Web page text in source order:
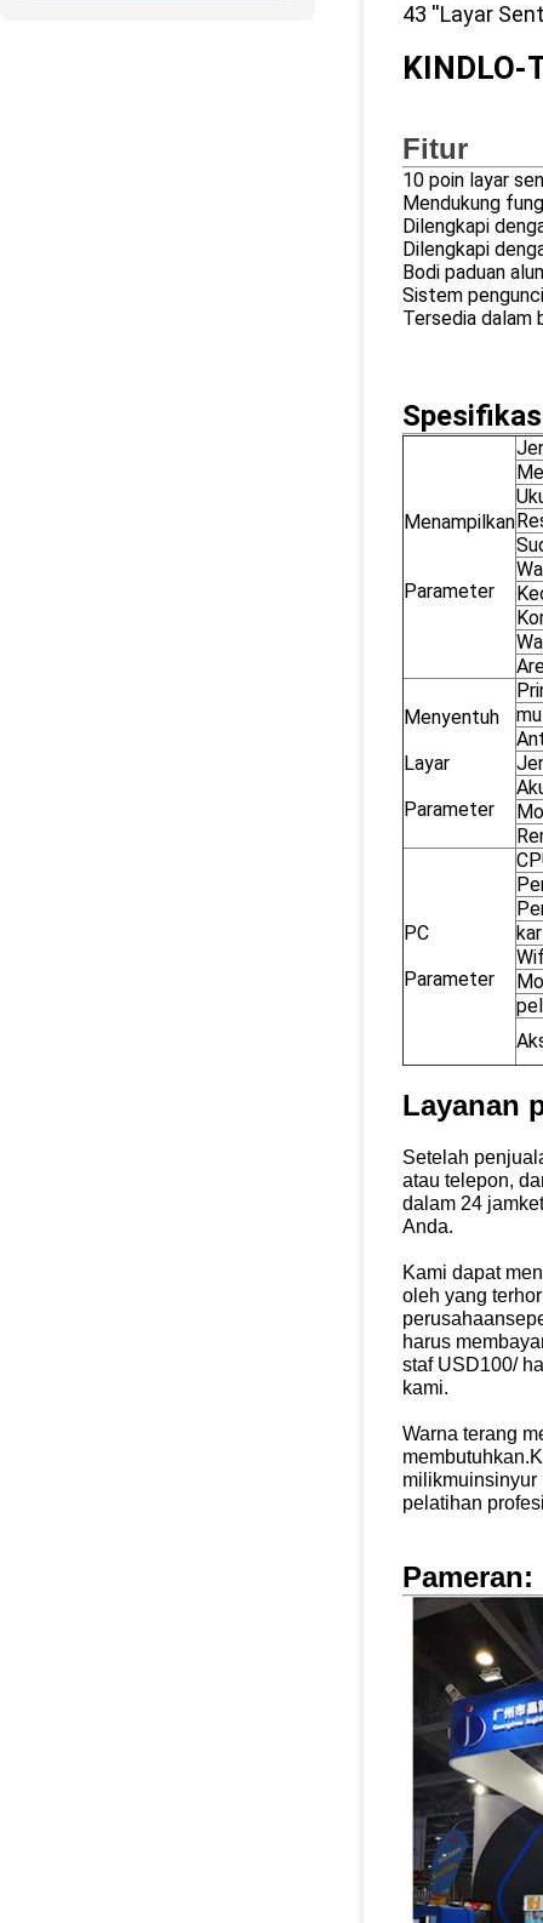
43 ''Layar
KINDLO-
Fitur
10 poin layar
Mendukung
Dilengkapi
Dilengkapi
Bodi paduan
Sistem
Tersedia dalam
Menampilkan
Parameter
Menyentuh
Layar
Parameter
PC
Parameter
Layanan
Setelah
atau telepon,
dalam 24 jam
Anda.
Kami dapat
oleh yang
perusahaan
harus
staf USD100/
kami.
Warna terang
milikmuinsinyur
pelatihan
Pameran: